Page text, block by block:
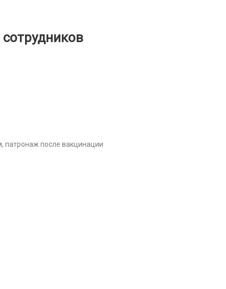
патронаж после вакцинации